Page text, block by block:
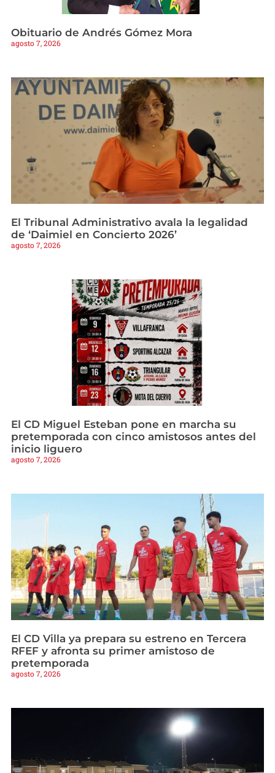
Obituario de Andrés Gómez Mora
agosto 7, 2026
El Tribunal Administrativo avala la legalidad
de ‘Daimiel en Concierto 2026’
agosto 7, 2026
El CD Miguel Esteban pone en marcha su
pretemporada con cinco amistosos antes del
inicio liguero
agosto 7, 2026
El CD Villa ya prepara su estreno en Tercera
RFEF y afronta su primer amistoso de
pretemporada
agosto 7, 2026